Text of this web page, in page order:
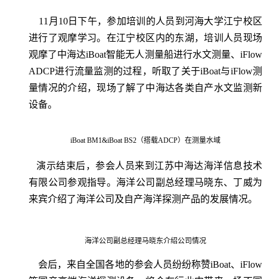
11月10日下午，参加培训的人员到河海大学江宁校区
进行了观摩学习。在江宁校区内的东湖，培训人员现场
观摩了中海达iBoat智能无人测量船进行水文测量、iFlow
ADCP进行流量监测的过程，听取了关于iBoat与iFlow测
量情况的介绍，现场了解了中海达各类自产水文监测新
设备。
iBoat BM1&iBoat BS2（搭载ADCP）在测量水域
演示结束后，参会人员来到江苏中海达海洋信息技术
有限公司参观指导。海洋公司副总经理马晓东、丁威为
来宾介绍了海洋公司及自产海洋探测产品的发展情况。
海洋公司副总经理马晓东介绍公司情况
会后，来自全国各地的参会人员纷纷称赞iBoat、iFlow